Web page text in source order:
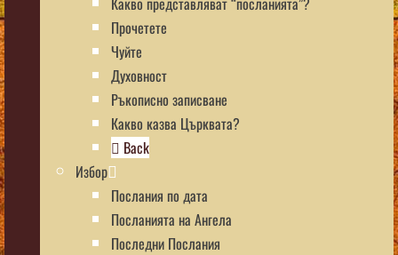
Прочетете
Чуйте
Духовност
Ръкописно записване
Какво казва Църквата?
Back
Избор
Послания по дата
Посланията на Ангела
Последни Послания